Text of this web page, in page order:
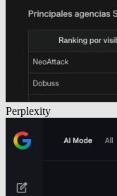
Perplexity